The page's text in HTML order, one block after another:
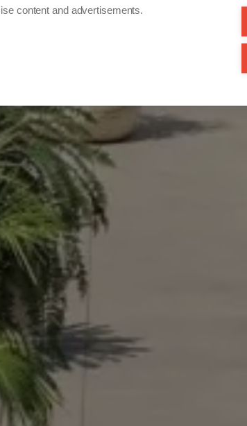
content and advertisements.